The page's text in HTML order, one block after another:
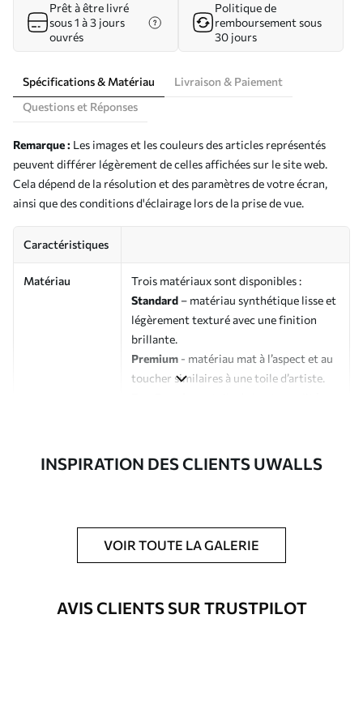
Prêt à être livré
sous 1 à 3 jours
ouvrés
Politique de
remboursement sous
30 jours
Spécifications & Matériau
Livraison & Paiement
Questions et Réponses
Remarque : Les images et les couleurs des articles représentés
peuvent différer légèrement de celles affichées sur le site web.
Cela dépend de la résolution et des paramètres de votre écran,
ainsi que des conditions d'éclairage lors de la prise de vue.
Caractéristiques
Matériau
Trois matériaux sont disponibles :
Standard – matériau synthétique lisse et
légèrement texturé avec une finition
brillante.
Premium - matériau mat à l’aspect et au
toucher similaires à une toile d’artiste.
Possibilité d'ajouter un vernis
protecteur pour renforcer la durabilité
du tableau.
Matériaux disponibles
INSPIRATION DES CLIENTS UWALLS
VOIR TOUTE LA GALERIE
AVIS CLIENTS SUR TRUSTPILOT